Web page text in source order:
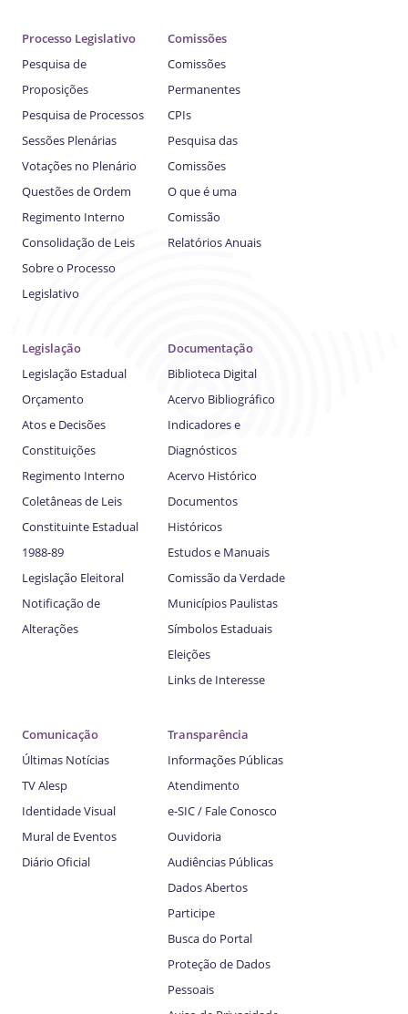
Processo Legislativo
Pesquisa de
Proposições
Pesquisa de Processos
Sessões Plenárias
Votações no Plenário
Questões de Ordem
Regimento Interno
Consolidação de Leis
Sobre o Processo
Legislativo
Comissões
Comissões
Permanentes
CPIs
Pesquisa das
Comissões
O que é uma
Comissão
Relatórios Anuais
Legislação
Legislação Estadual
Orçamento
Atos e Decisões
Constituições
Regimento Interno
Coletâneas de Leis
Constituinte Estadual
1988-89
Legislação Eleitoral
Notificação de
Alterações
Documentação
Biblioteca Digital
Acervo Bibliográfico
Indicadores e
Diagnósticos
Acervo Histórico
Documentos
Históricos
Estudos e Manuais
Comissão da Verdade
Municípios Paulistas
Símbolos Estaduais
Eleições
Links de Interesse
Comunicação
Últimas Notícias
TV Alesp
Identidade Visual
Mural de Eventos
Diário Oficial
Transparência
Informações Públicas
Atendimento
e-SIC / Fale Conosco
Ouvidoria
Audiências Públicas
Dados Abertos
Participe
Busca do Portal
Proteção de Dados
Pessoais